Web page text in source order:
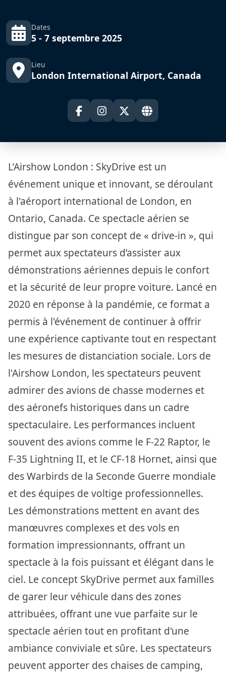
Dates
5 - 7 septembre 2025
Lieu
London International Airport, Canada
L'Airshow London : SkyDrive est un
événement unique et innovant, se déroulant
à l'aéroport international de London, en
Ontario, Canada. Ce spectacle aérien se
distingue par son concept de « drive-in », qui
permet aux spectateurs d’assister aux
démonstrations aériennes depuis le confort
et la sécurité de leur propre voiture. Lancé en
2020 en réponse à la pandémie, ce format a
permis à l'événement de continuer à offrir
une expérience captivante tout en respectant
les mesures de distanciation sociale. Lors de
l'Airshow London, les spectateurs peuvent
admirer des avions de chasse modernes et
des aéronefs historiques dans un cadre
spectaculaire. Les performances incluent
souvent des avions comme le F-22 Raptor, le
F-35 Lightning II, et le CF-18 Hornet, ainsi que
des Warbirds de la Seconde Guerre mondiale
et des équipes de voltige professionnelles.
Les démonstrations mettent en avant des
manœuvres complexes et des vols en
formation impressionnants, offrant un
spectacle à la fois puissant et élégant dans le
ciel. Le concept SkyDrive permet aux familles
de garer leur véhicule dans des zones
attribuées, offrant une vue parfaite sur le
spectacle aérien tout en profitant d'une
ambiance conviviale et sûre. Les spectateurs
peuvent apporter des chaises de camping,